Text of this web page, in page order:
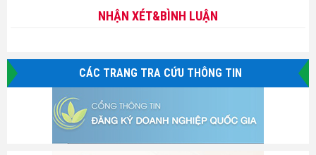
NHẬN XÉT&BÌNH LUẬN
CÁC TRANG TRA CỨU THÔNG TIN